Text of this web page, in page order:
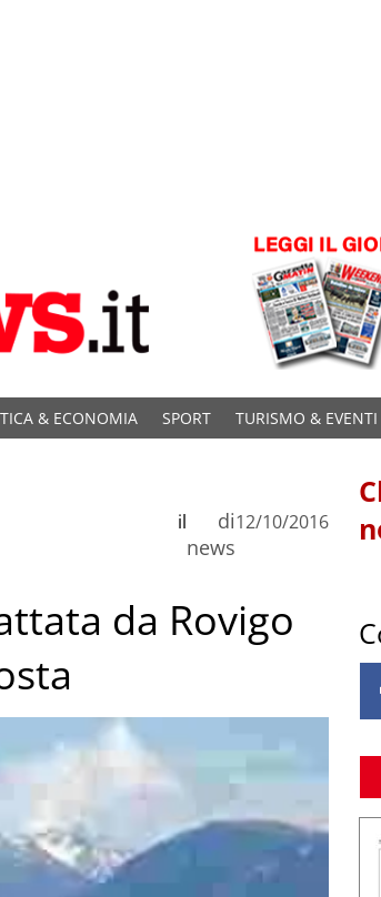
& ECONOMIA SPORT TURISMO & EVENTI
di
news
il 12/10/2016
da Rovigo